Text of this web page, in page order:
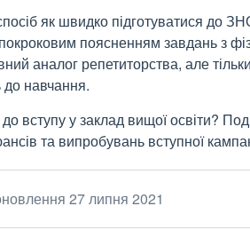
як швидко підготуватися до
поясненням завдань з
аналог репетиторства, але
до навчання.
до вступу у заклад вищої освіти?
та випробувань вступної
27 липня 2021